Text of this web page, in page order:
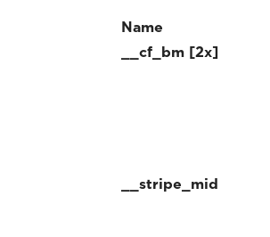
Name
__cf_bm [2x]
__stripe_mid